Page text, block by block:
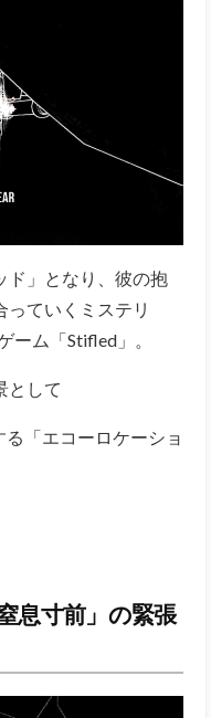
ド」となり、彼の抱
っていくミステリ
ーム「Stifled」。
として
「エコーロケーショ
息寸前」の緊張